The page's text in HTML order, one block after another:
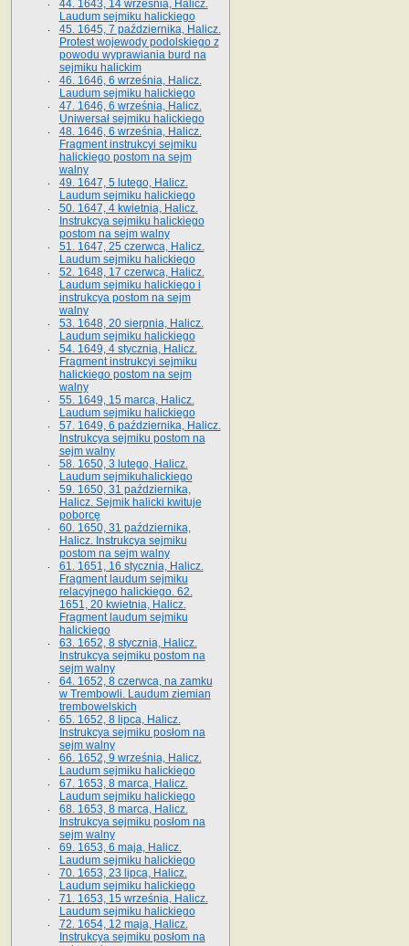
44. 1643, 14 września, Halicz.
Laudum sejmiku halickiego
45. 1645, 7 października, Halicz.
Protest wojewody podolskiego z
powodu wyprawiania burd na
sejmiku halickim
46. 1646, 6 września, Halicz.
Laudum sejmiku halickiego
47. 1646, 6 września, Halicz.
Uniwersał sejmiku halickiego
48. 1646, 6 września, Halicz.
Fragment instrukcyi sejmiku
halickiego postom na sejm
walny
49. 1647, 5 lutego, Halicz.
Laudum sejmiku halickiego
50. 1647, 4 kwietnia, Halicz.
Instrukcya sejmiku halickiego
postom na sejm walny
51. 1647, 25 czerwca, Halicz.
Laudum sejmiku halickiego
52. 1648, 17 czerwca, Halicz.
Laudum sejmiku halickiego i
instrukcya postom na sejm
walny
53. 1648, 20 sierpnia, Halicz.
Laudum sejmiku halickiego
54. 1649, 4 stycznia, Halicz.
Fragment instrukcyi sejmiku
halickiego postom na sejm
walny
55. 1649, 15 marca, Halicz.
Laudum sejmiku halickiego
57. 1649, 6 października, Halicz.
Instrukcya sejmiku postom na
sejm walny
58. 1650, 3 lutego, Halicz.
Laudum sejmikuhalickiego
59. 1650, 31 października,
Halicz. Sejmik halicki kwituje
poborcę
60. 1650, 31 października,
Halicz. Instrukcya sejmiku
postom na sejm walny
61. 1651, 16 stycznia, Halicz.
Fragment laudum sejmiku
relacyjnego halickiego. 62.
1651, 20 kwietnia, Halicz.
Fragment laudum sejmiku
halickiego
63. 1652, 8 stycznia, Halicz.
Instrukcya sejmiku postom na
sejm walny
64. 1652, 8 czerwca, na zamku
w Trembowli. Laudum ziemian
trembowelskich
65. 1652, 8 lipca, Halicz.
Instrukcya sejmiku posłom na
sejm walny
66. 1652, 9 września, Halicz.
Laudum sejmiku halickiego
67. 1653, 8 marca, Halicz.
Laudum sejmiku halickiego
68. 1653, 8 marca, Halicz.
Instrukcya sejmiku posłom na
sejm walny
69. 1653, 6 maja, Halicz.
Laudum sejmiku halickiego
70. 1653, 23 lipca, Halicz.
Laudum sejmiku halickiego
71. 1653, 15 września, Halicz.
Laudum sejmiku halickiego
72. 1654, 12 maja, Halicz.
Instrukcya sejmiku posłom na